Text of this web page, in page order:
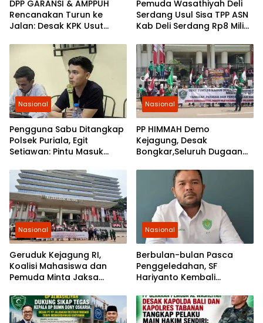
DPP GARANSI & AMPPUH
Rencanakan Turun ke
Jalan: Desak KPK Usut
Gembok Rp92,5 Miliar
Pemuda Wasathiyah Deli
Serdang Usul Sisa TPP ASN
Kab Deli Serdang Rp8 Miliar
Pesantren dan Guru Ngaji
Nasional
Pengguna Sabu Ditangkap
Polsek Puriala, Egit
Setiawan: Pintu Masuk
Nasional
PP HIMMAH Demo
Kejagung, Desak
Bongkar,Seluruh Dugaan
Febrie Ardiansyah
Nasional
Geruduk Kejagung RI,
Koalisi Mahasiswa dan
Pemuda Minta Jaksa
Musim Mas
Nasional
Berbulan-bulan Pasca
Penggeledahan, SF
Hariyanto Kembali
Tagih Kepastian dari KPK